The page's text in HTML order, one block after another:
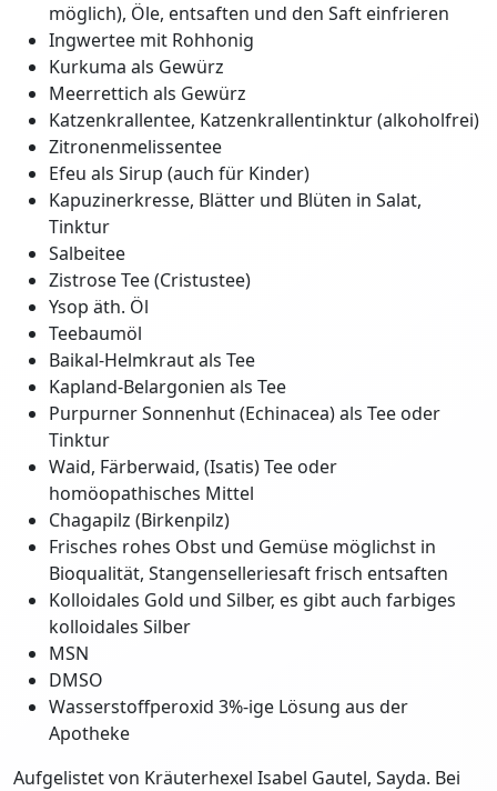
möglich), Öle, entsaften und den Saft einfrieren
Ingwertee mit Rohhonig
Kurkuma als Gewürz
Meerrettich als Gewürz
Katzenkrallentee, Katzenkrallentinktur (alkoholfrei)
Zitronenmelissentee
Efeu als Sirup (auch für Kinder)
Kapuzinerkresse, Blätter und Blüten in Salat,
Tinktur
Salbeitee
Zistrose Tee (Cristustee)
Ysop äth. Öl
Teebaumöl
Baikal-Helmkraut als Tee
Kapland-Belargonien als Tee
Purpurner Sonnenhut (Echinacea) als Tee oder
Tinktur
Waid, Färberwaid, (Isatis) Tee oder
homöopathisches Mittel
Chagapilz (Birkenpilz)
Frisches rohes Obst und Gemüse möglichst in
Bioqualität, Stangenselleriesaft frisch entsaften
Kolloidales Gold und Silber, es gibt auch farbiges
kolloidales Silber
MSN
DMSO
Wasserstoffperoxid 3%-ige Lösung aus der
Apotheke
Aufgelistet von Kräuterhexel Isabel Gautel, Sayda. Bei